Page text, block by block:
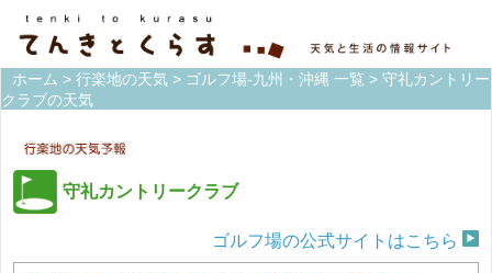
ホーム > 行楽地の天気 > ゴルフ場-九州・沖縄 一覧 > 守礼カントリー
クラブの天気
守礼カントリークラブ
ゴルフ場の公式サイトはこちら